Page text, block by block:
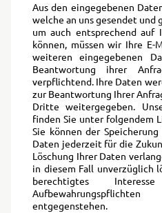
Aus den eingegebenen
welche an uns gesendet und
um auch entsprechend auf
können, müssen wir Ihre E-
weiteren eingegebenen
Beantwortung ihrer
verpflichtend. Ihre Daten
zur Beantwortung Ihrer
Dritte weitergegeben.
finden Sie unter folgendem
Sie können der
Daten jederzeit für die
Löschung Ihrer Daten
in diesem Fall unverzüglich
berechtigtes
entgegenstehen.